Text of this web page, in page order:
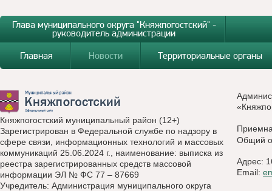
Глава муниципального округа "Княжпогостский" -
руководитель администрации
Главная
Новости Территориальные органы
Княжпогостский муниципальный район (12+)
Зарегистрирован в Федеральной службе по надзору в
сфере связи, информационных технологий и массовых
коммуникаций 25.06.2024 г., наименование: выписка из
реестра зарегистрированных средств массовой
информации ЭЛ № ФС 77 – 87669
Учредитель: Администрация муниципального округа
Общий
Адрес:
Email: